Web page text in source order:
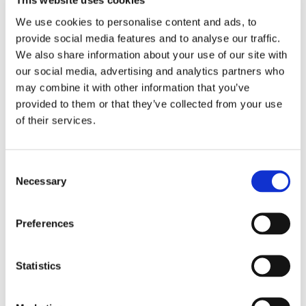
We use cookies to personalise content and ads, to
provide social media features and to analyse our traffic.
We also share information about your use of our site with
our social media, advertising and analytics partners who
may combine it with other information that you’ve
provided to them or that they’ve collected from your use
of their services.
Selection
Necessary
Preferences
Statistics
connaissances en participant très régulièrement à des
ateliers où la présence et la composition instantanée sont
centrales. Elle s’est également formée au Contact Beyond
Contact, un type de danse consciente qui combine
pratiques somatiques, contact improvisation et
mouvement authentique.
dans le championnat depuis 2021 avec la Croutounz. Il a
également créé plusieurs concepts d'improvisation, et
régie lumière et son. Il a récemment plongé dans
Divers